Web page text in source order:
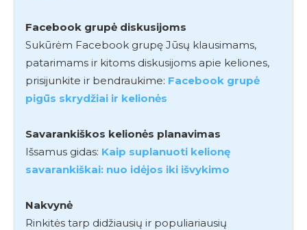
Facebook grupė diskusijoms
Sukūrėm Facebook grupę Jūsų klausimams,
patarimams ir kitoms diskusijoms apie keliones,
prisijunkite ir bendraukime: Facebook grupė
pigūs skrydžiai ir kelionės
Savarankiškos kelionės planavimas
Išsamus gidas: Kaip suplanuoti kelionę
savarankiškai: nuo idėjos iki išvykimo
Nakvynė
Rinkitės tarp didžiausių ir populiariausių